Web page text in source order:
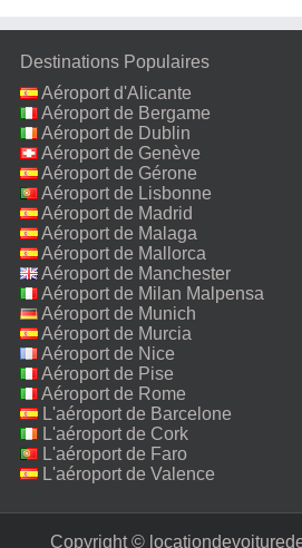
Destinations Populaires
Aéroport d'Alicante
Aéroport de Bergame
Aéroport de Dublin
Aéroport de Genève
Aéroport de Gérone
Aéroport de Lisbonne
Aéroport de Madrid
Aéroport de Malaga
Aéroport de Mallorca
Aéroport de Manchester
Aéroport de Milan Malpensa
Aéroport de Munich
Aéroport de Murcia
Aéroport de Nice
Aéroport de Pise
Aéroport de Rome
Fiumicino
L'aéroport de Barcelone
L'aéroport de Cork
L'aéroport de Faro
L'aéroport de Valence
Copyright ©